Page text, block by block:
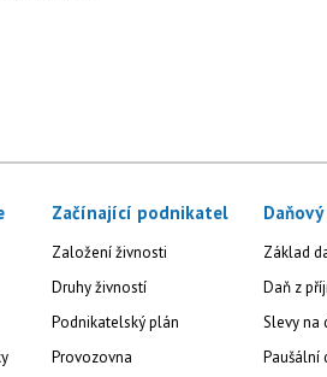
Začínající podnikatel
Založení živnosti
Druhy živností
Podnikatelský plán
Provozovna
Základ
Daň z
Slevy na
Paušální